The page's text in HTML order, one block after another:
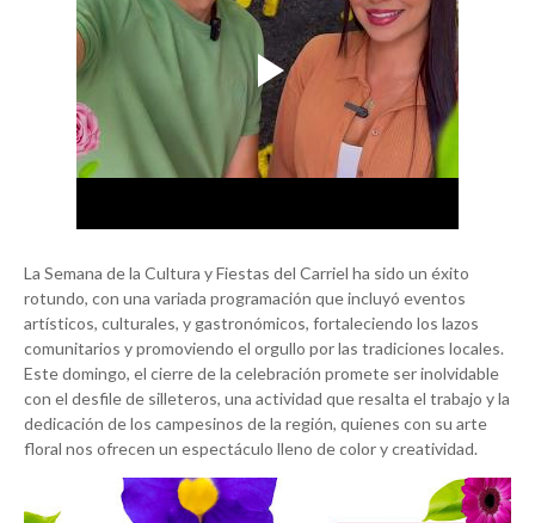
La Semana de la Cultura y Fiestas del Carriel ha sido un éxito
rotundo, con una variada programación que incluyó eventos
artísticos, culturales, y gastronómicos, fortaleciendo los lazos
comunitarios y promoviendo el orgullo por las tradiciones locales.
Este domingo, el cierre de la celebración promete ser inolvidable
con el desfile de silleteros, una actividad que resalta el trabajo y la
dedicación de los campesinos de la región, quienes con su arte
floral nos ofrecen un espectáculo lleno de color y creatividad.